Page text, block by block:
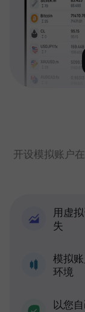
开设模拟账户
用虚
失
模拟
环境
以您